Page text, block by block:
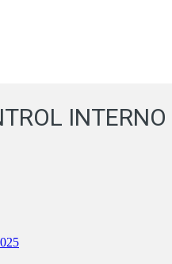
INTERNO